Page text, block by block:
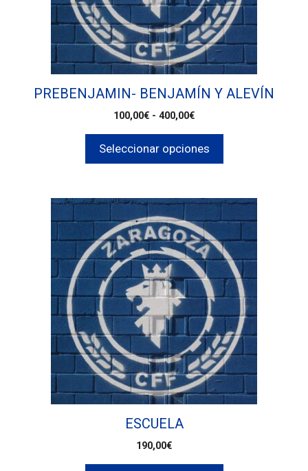
PREBENJAMIN- BENJAMÍN Y ALEVÍN
100,00€ - 400,00€
Seleccionar opciones
ESCUELA
190,00€